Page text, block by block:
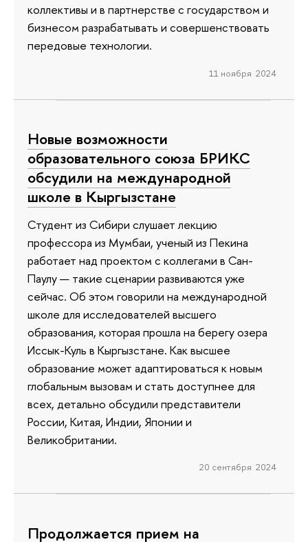
коллективы и в партнерстве с государством и
бизнесом разрабатывать и совершенствовать
передовые технологии.
11 ноября 2024
Новые возможности
образовательного союза БРИКС
обсудили на международной
школе в Кыргызстане
Студент из Сибири слушает лекцию
профессора из Мумбаи, ученый из Пекина
работает над проектом с коллегами в Сан-
Паулу — такие сценарии развиваются уже
сейчас. Об этом говорили на международной
школе для исследователей высшего
образования, которая прошла на берегу озера
Иссык-Куль в Кыргызстане. Как высшее
образование может адаптироваться к новым
глобальным вызовам и стать доступнее для
всех, детально обсудили представители
России, Китая, Индии, Японии и
Великобритании.
20 сентября 2024
Продолжается прием на